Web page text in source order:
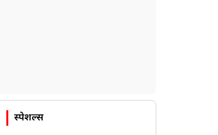
स्पेशल्स